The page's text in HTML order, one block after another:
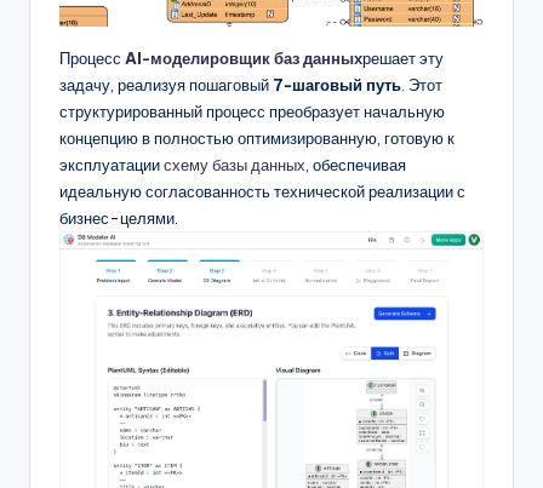
&
D
it
Процесс AI-моделировщик баз данныхрешает эту
задачу, реализуя пошаговый 7-шаговый путь . Этот
структурированный процесс преобразует начальную
концепцию в полностью оптимизированную, готовую к
эксплуатациисхему базы данных , обеспечивая
идеальную согласованность технической реализации с
бизнес-целями.